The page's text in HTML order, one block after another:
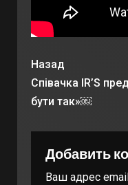
Назад
Співачка IR’S
бути так»￼
Добавить
Ваш адрес